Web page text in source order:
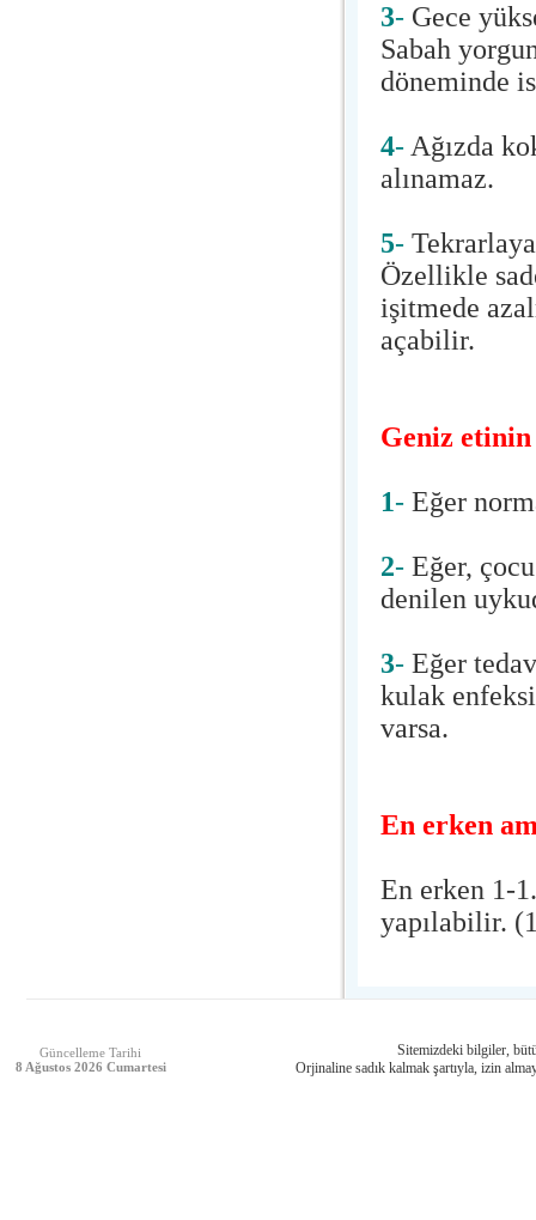
3- Gece
Sabah
döneminde
4- Ağızda
alınamaz.
5-
Özellikle
işitmede
açabilir.
Geniz etinin
1- Eğer
2- Eğer,
denilen
3- Eğer
kulak
varsa.
En erken
En erken 1-
yapılabilir.
Güncelleme Tarihi
8 Ağustos 2026 Cumartesi
Sitemizdeki bilgiler,
Orjinaline sadık kalmak şartıyla, izin